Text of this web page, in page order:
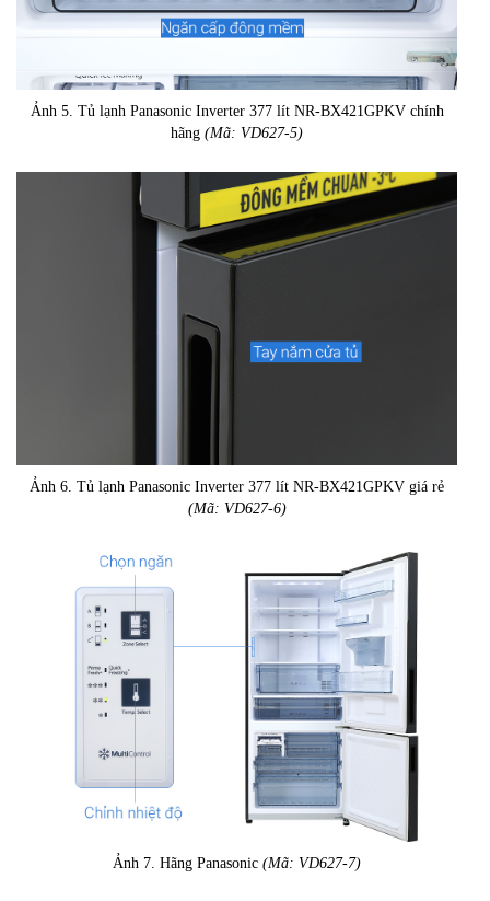
Ảnh 5. Tủ lạnh Panasonic Inverter 377 lít NR-BX421GPKV chính
hãng (Mã: VD627-5)
Ảnh 6. Tủ lạnh Panasonic Inverter 377 lít NR-BX421GPKV giá rẻ
(Mã: VD627-6)
Ảnh 7. Hãng Panasonic (Mã: VD627-7)